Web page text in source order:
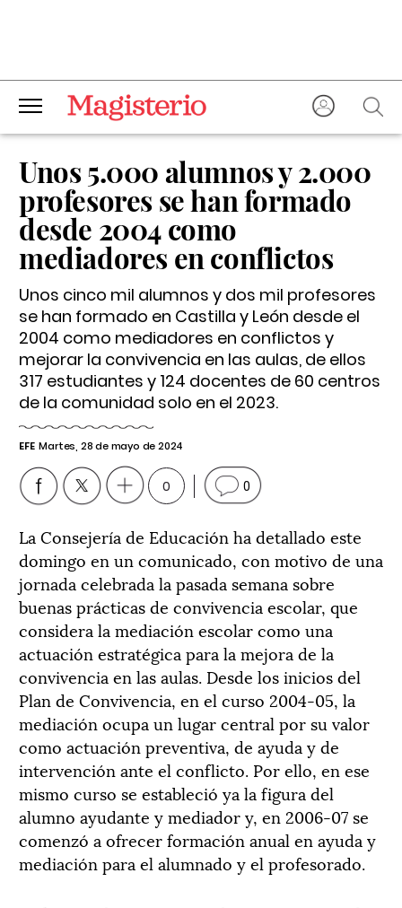
Unos 5.000 alumnos y 2.000
profesores se han formado
desde 2004 como
mediadores en conflictos
Unos cinco mil alumnos y dos mil profesores
se han formado en Castilla y León desde el
2004 como mediadores en conflictos y
mejorar la convivencia en las aulas, de ellos
317 estudiantes y 124 docentes de 60 centros
de la comunidad solo en el 2023.
EFE Martes, 28 de mayo de 2024
0 0
La Consejería de Educación ha detallado este
domingo en un comunicado, con motivo de una
jornada celebrada la pasada semana sobre
buenas prácticas de convivencia escolar, que
considera la mediación escolar como una
actuación estratégica para la mejora de la
convivencia en las aulas. Desde los inicios del
Plan de Convivencia, en el curso 2004-05, la
mediación ocupa un lugar central por su valor
como actuación preventiva, de ayuda y de
intervención ante el conflicto. Por ello, en ese
mismo curso se estableció ya la figura del
alumno ayudante y mediador y, en 2006-07 se
comenzó a ofrecer formación anual en ayuda y
mediación para el alumnado y el profesorado.